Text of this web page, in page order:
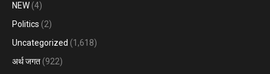
NEW (4)
Politics (2)
Uncategorized (1,618)
अर्थ जगत (922)